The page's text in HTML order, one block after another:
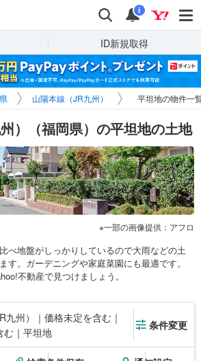
検索 通知
i
ID新規取得
山陽本線（JR九州） 平坦地の物件一
）（福岡県）の平坦地の土地
一部の画像提供：アフロ
べ地盤がしっかりしているので大雨などの土
す。ガーデニングや家庭菜園にも最適です。
不動産で見つけましょう。
州）｜価格未定を含む｜
む｜平坦地
条件変更